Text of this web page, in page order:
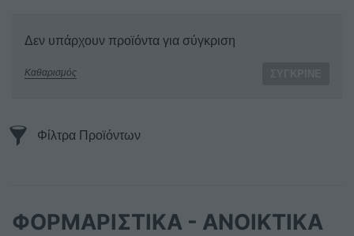
Δεν υπάρχουν προϊόντα για σύγκριση
Καθαρισμός
Φίλτρα Προϊόντων
ΦΟΡΜΑΡΙΣΤΙΚΑ - ΑΝΟΙΚΤΙΚΑ